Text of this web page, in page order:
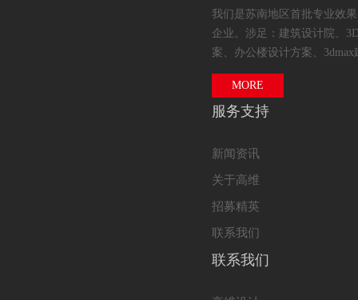
我们是苏南地区首批专业效
企业。涉足：建筑设计院、
案、办公楼设计方案、
MORE
服务支持
新闻资讯
关于高维
招募精英
联系我们
联系我们